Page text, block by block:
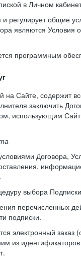
в Личном
регулирует общие
являются Условия
программным
Сайте, содержит
заключить
использующим
Договора,
выбора
перечисленных
подписки.
электронный заказ
из